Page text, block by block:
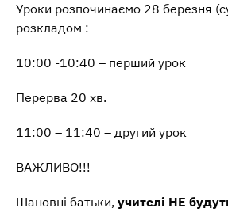
Уроки розпочинаємо 28 березня
розкладом :
10:00 -10:40 – перший урок
Перерва 20 хв.
11:00 – 11:40 – другий урок
ВАЖЛИВО!!!
Шановні батьки, учителі НЕ